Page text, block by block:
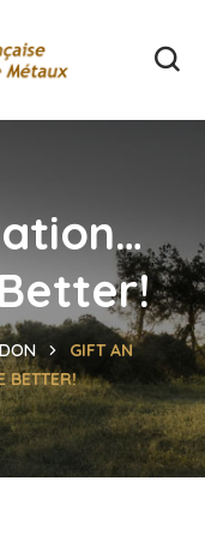
GIFT AN
BETTER!